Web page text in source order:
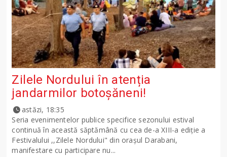
Zilele Nordului în atenția
jandarmilor botoșăneni!
astăzi, 18:35
Seria evenimentelor publice specifice sezonului estival
continuă în această săptămână cu cea de-a XIII-a ediție a
Festivalului ,,Zilele Nordului" din orașul Darabani,
manifestare cu participare nu...